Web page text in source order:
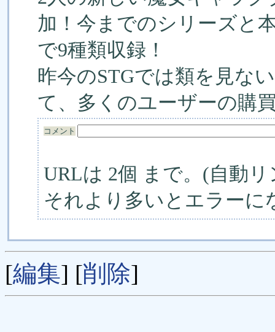
加！今までのシリーズと
で9種類収録！
昨今のSTGでは類を見な
て、多くのユーザーの購
コメント
URLは 2個 まで。(自動リ
それより多いとエラーに
[編集] [削除]